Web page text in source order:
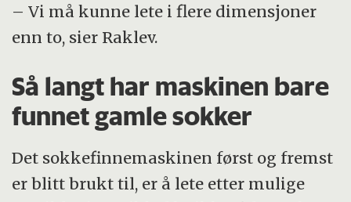
– Vi må kunne lete i flere dimensjoner
enn to, sier Raklev.
Så langt har maskinen bare
funnet gamle sokker
Det sokkefinnemaskinen først og fremst
er blitt brukt til, er å lete etter mulige